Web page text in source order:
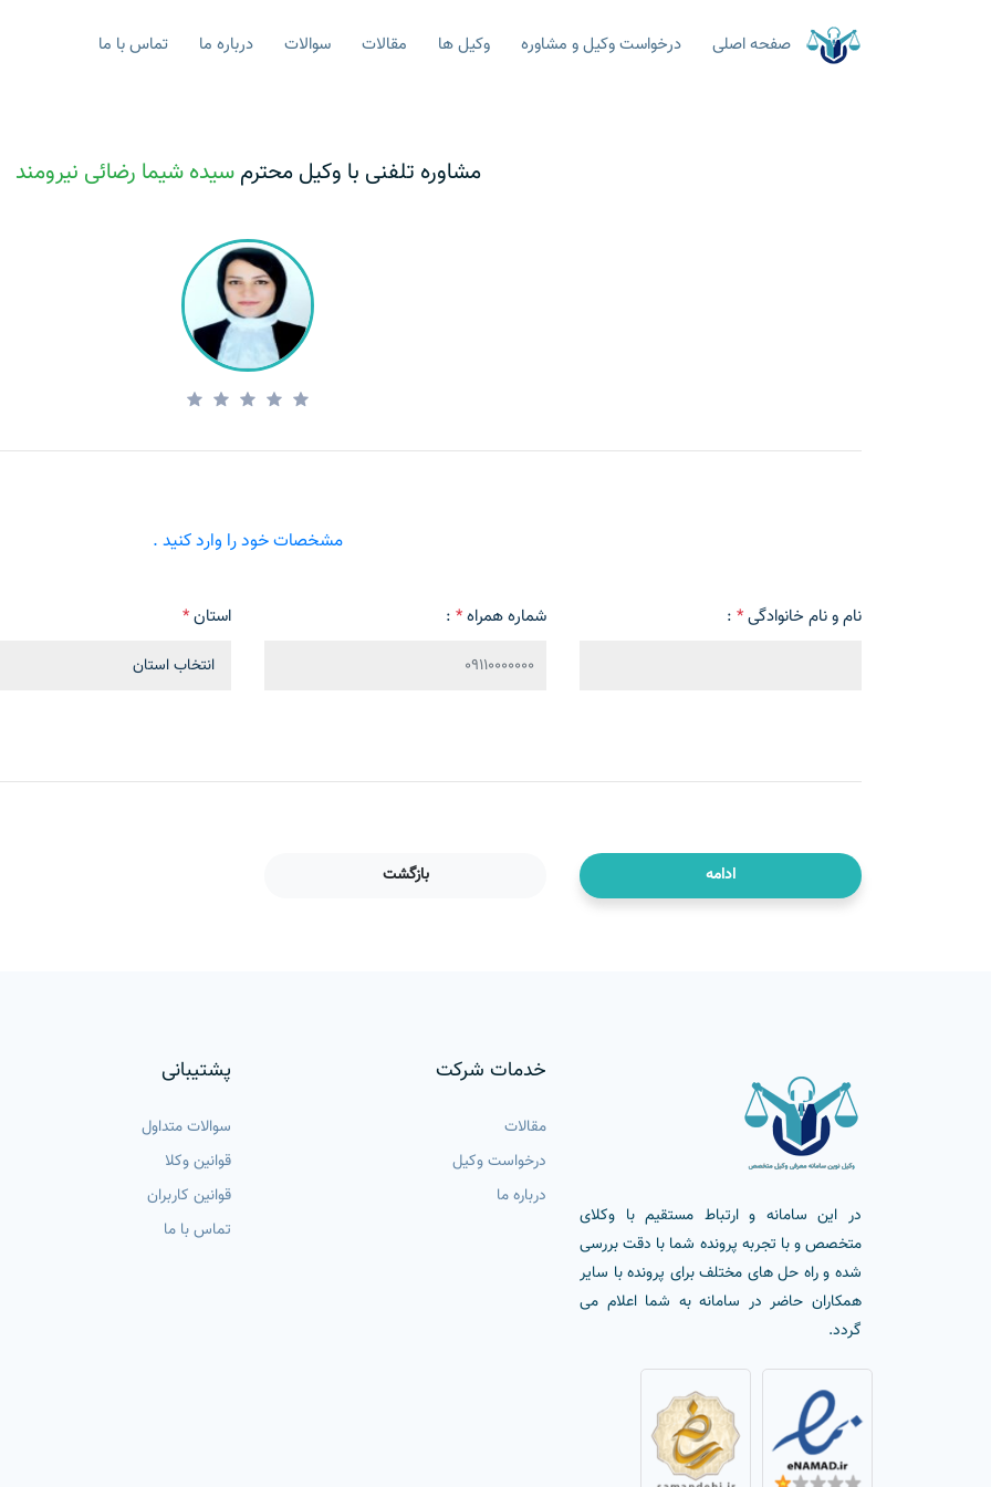
صفحه اصلی درخواست وکیل و مشاوره وکیل ها مقالات سوالات درباره ما تماس با ما
مشاوره تلفنی با وکیل محترمسیده شیما رضائی نیرومند
مشخصات خود را وارد کنید .
نام و نام خانوادگی*
: شماره همراه*
: استان*
ادامه بازگشت
در این سامانه و ارتباط مستقیم با وکلای
متخصص و با تجربه پرونده شما با دقت بررسی
شده و راه حل های مختلف برای پرونده با سایر
همکاران حاضر در سامانه به شما اعلام می
گردد.
خدمات شرکت
مقالات
درخواست وکیل
درباره ما
پشتیبانی
سوالات متداول
قوانین وکلا
قوانین کاربران
تماس با ما